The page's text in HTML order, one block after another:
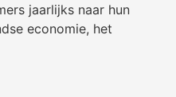
jaarlijks naar hun
economie, het